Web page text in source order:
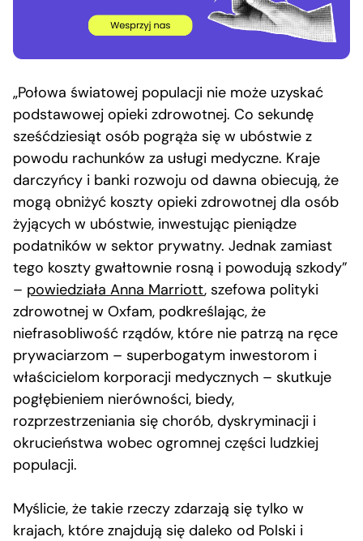
„Połowa światowej populacji nie może uzyskać
podstawowej opieki zdrowotnej. Co sekundę
sześćdziesiąt osób pogrąża się w ubóstwie z
powodu rachunków za usługi medyczne. Kraje
darczyńcy i banki rozwoju od dawna obiecują, że
mogą obniżyć koszty opieki zdrowotnej dla osób
żyjących w ubóstwie, inwestując pieniądze
podatników w sektor prywatny. Jednak zamiast
tego koszty gwałtownie rosną i powodują szkody”
– powiedziała Anna Marriott, szefowa polityki
zdrowotnej w Oxfam, podkreślając, że
niefrasobliwość rządów, które nie patrzą na ręce
prywaciarzom – superbogatym inwestorom i
właścicielom korporacji medycznych – skutkuje
pogłębieniem nierówności, biedy,
rozprzestrzeniania się chorób, dyskryminacji i
okrucieństwa wobec ogromnej części ludzkiej
populacji.
Myślicie, że takie rzeczy zdarzają się tylko w
krajach, które znajdują się daleko od Polski i